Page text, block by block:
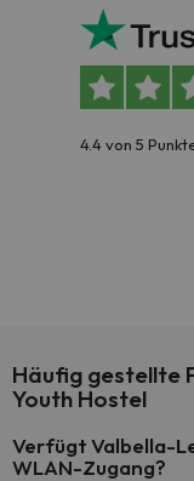
4.4 von 5
Häufig gestellte
Youth Hostel
Verfügt Valbella-
WLAN-Zugang?